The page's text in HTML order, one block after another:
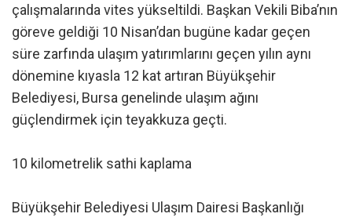
çalışmalarında vites yükseltildi. Başkan Vekili Biba’nın
göreve geldiği 10 Nisan’dan bugüne kadar geçen
süre zarfında ulaşım yatırımlarını geçen yılın aynı
dönemine kıyasla 12 kat artıran Büyükşehir
Belediyesi, Bursa genelinde ulaşım ağını
güçlendirmek için teyakkuza geçti.
10 kilometrelik sathi kaplama
Büyükşehir Belediyesi Ulaşım Dairesi Başkanlığı